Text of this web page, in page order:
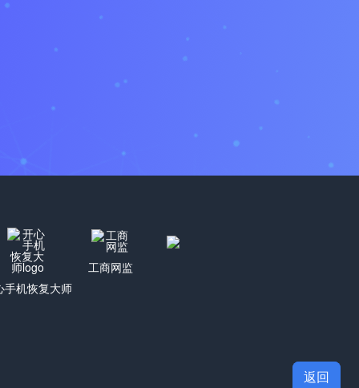
手机恢复大师
工商网监
返回